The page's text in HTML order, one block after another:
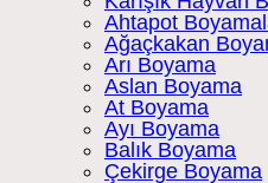
Ahtapot
Ağaçkakan
Arı Boyama
Aslan Boyama
At Boyama
Ayı Boyama
Balık Boyama
Çekirge Boyama